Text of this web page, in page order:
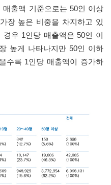
매출액 기준으로는 50인 이상
장 높은 비중을 차지하고 있
경우 1인당 매출액은50인 이
높게 나타나지만 50인 이하
수록 1인당 매출액이 증가하